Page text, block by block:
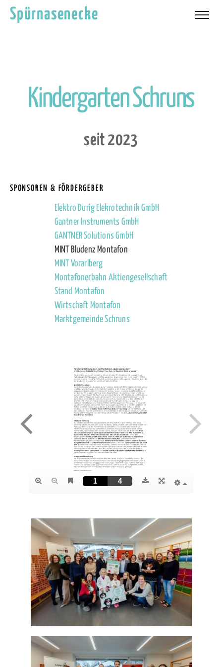
Spürnasenecke
KindergartenSchruns
seit 2023
SPONSOREN & FÖRDERGEBER
Elektro Durig Elekrotechnik GmbH
Gantner Instruments GmbH
GANTNER Solutions GmbH
MINT Bludenz Montafon
MINT Vorarlberg
Montafonerbahn Aktiengesellschaft
Stand Montafon
Wirtschaft Montafon
Marktgemeinde Schruns